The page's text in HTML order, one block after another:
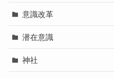
意識改革
潜在意識
神社